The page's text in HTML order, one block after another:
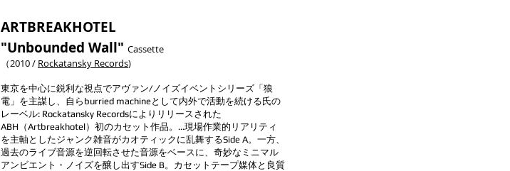
ARTBREAKHOTEL
"Unbounded Wall" Cassette
（2010 / Rockatansky Records)
東京を中心に鋭利な視点でアヴァン/ノイズイベントシリーズ「狼
電」を主謀し、自らburried machineとして内外で活動を続ける氏の
レーベル: Rockatansky Recordsによりリリースされた
ABH（Artbreakhotel）初のカセット作品。...現場作業的リアリティ
を主軸としたジャンク雑音がカオティックに乱舞するSide A。一方、
過去のライブ音源を逆回転させた音源をベースに、奇妙なミニマル
アンビエント・ノイズを醸し出すSide B。カセットテープ媒体と良質